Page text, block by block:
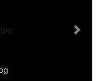
Next